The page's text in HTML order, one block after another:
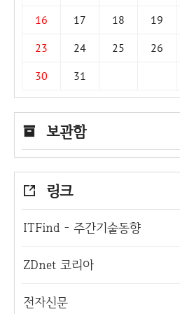
16
17 18 19
23
24 25 26
30
31
보관함
링크
ITFind - 주간기술동향
ZDnet 코리아
전자신문